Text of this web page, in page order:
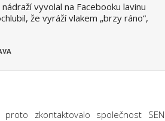
vyvolal na Facebooku lavinu
že vyráží vlakem „brzy ráno“,
zkontaktovalo společnost SEN